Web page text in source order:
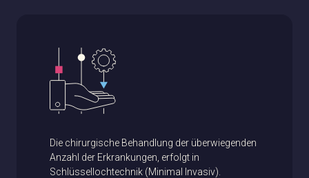
Die chirurgische Behandlung der überwiegenden
Anzahl der Erkrankungen, erfolgt in
Schlüssellochtechnik (Minimal Invasiv).